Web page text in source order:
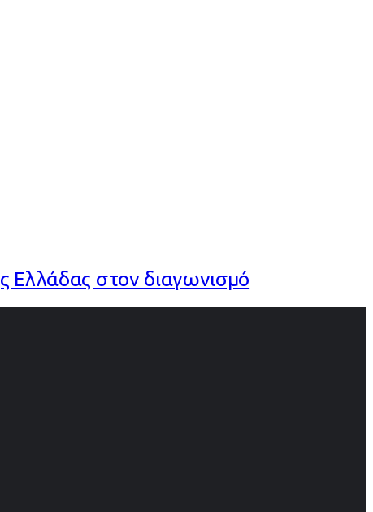
Ελλάδας στον διαγωνισμό